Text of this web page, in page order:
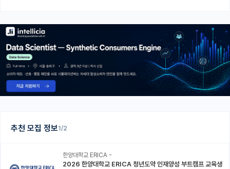
추천 모집 정보1/2
한양대학교 ERICA -
2026 한양대학교 ERICA 청년도약 인재양성 부트캠프 교육생